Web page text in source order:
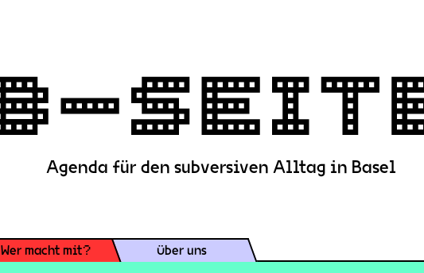
Agenda für den subversiven Alltag in Basel
Wer macht mit? Über uns